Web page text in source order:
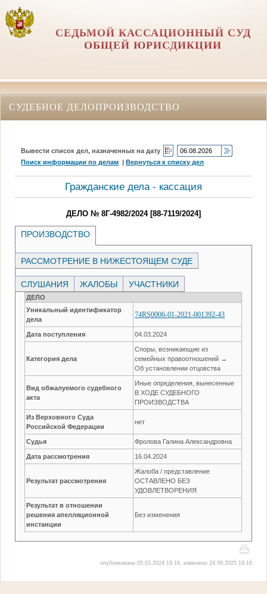
СЕДЬМОЙ КАССАЦИОННЫЙ СУД
ОБЩЕЙ ЮРИСДИКЦИИ
СУДЕБНОЕ ДЕЛОПРОИЗВОДСТВО
Вывести список дел, назначенных на дату
Поиск информации по делам |Вернуться к списку дел
Гражданские дела - кассация
ДЕЛО № 8Г-4982/2024 [88-7119/2024]
ПРОИЗВОДСТВО
РАССМОТРЕНИЕ В НИЖЕСТОЯЩЕМ СУДЕ
СЛУШАНИЯ ЖАЛОБЫ УЧАСТНИКИ
ДЕЛО
Уникальный идентификатор
дела
74RS0006-01-2021-001392-43
Дата поступления 04.03.2024
Категория дела
Споры, возникающие из
семейных правоотношений →
Об установлении отцовства
Вид обжалуемого судебного
акта
Иные определения, вынесенные
В ХОДЕ СУДЕБНОГО
ПРОИЗВОДСТВА
Из Верховного Суда
Российской Федерации
нет
Судья Фролова Галина Александровна
Дата рассмотрения 16.04.2024
Результат рассмотрения
Жалоба / представление
ОСТАВЛЕНО БЕЗ
УДОВЛЕТВОРЕНИЯ
Результат в отношении
решения апелляционной
инстанции
Без изменения
опубликовано 05.03.2024 19:16, изменено 24.09.2025 19:16